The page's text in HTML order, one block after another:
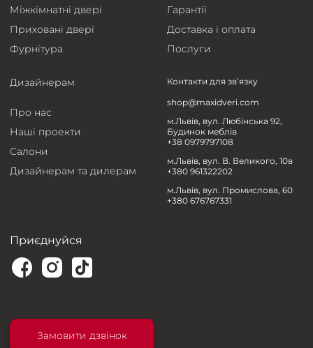
Міжкімнатні двері
Приховані двері
Фурнітура
Гарантії
Доставка і оплата
Послуги
Дизайнерам
Про нас
Наші проекти
Салони
Дизайнерам та дилерам
Контакти для зв’язку
shop@maxidveri.com
м.Львів, вул. Любінська 92,
Будинок меблів
+38 0979797108
м.Львів, вул. В. Великого, 10в
+380 961322202
м.Львів, вул. Промислова, 60
+380 676767331
Приєднуйся
Замовити дзвінок